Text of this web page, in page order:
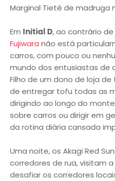
Marginal Tietê de madruga
Em Initial D, ao contrário
Fujiwara não está
carros, com pouco ou
mundo dos entusiastas de
Filho de um dono de loja
de entregar tofu todas as
dirigindo ao longo do
sobre carros ou dirigir em
da rotina diária cansada
Uma noite, os Akagi Red
corredores de rua, visitam
desafiar os corredores